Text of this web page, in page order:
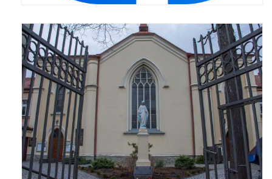
Pasterka 2021
Odpust 2021
Kościół Stacyjny Wielkiego Postu 2021
Pierwsza Komunia Święta
Pierwsza Komunia Święta – Grupa 1
Pierwsza Komunia Święta – Grupa 2
Pierwsza Komunia Święta – Grupa 3